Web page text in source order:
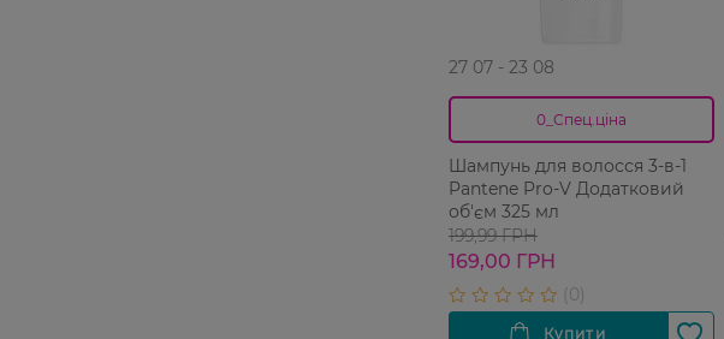
27 07 - 23 08
0_Спец.ціна
Шампунь для волосся 3-в-1
Pantene Pro-V Додатковий
об'єм 325 мл
199,99 ГРН
169,00 ГРН